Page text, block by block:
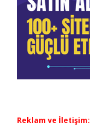
Reklam ve İletişim: